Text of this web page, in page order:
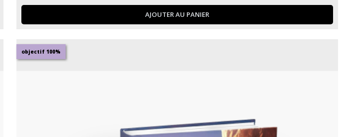
AJOUTER AU PANIER
objectif 100%